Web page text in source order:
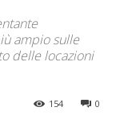
ampio sulle
delle locazioni
0
154